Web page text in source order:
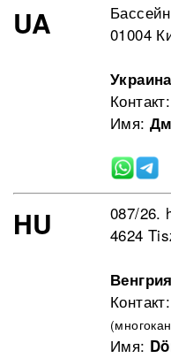
UA
01004
Украина
Контакт:
Имя:
HU
087/26.
4624
Венгрия
Контакт:
Имя: